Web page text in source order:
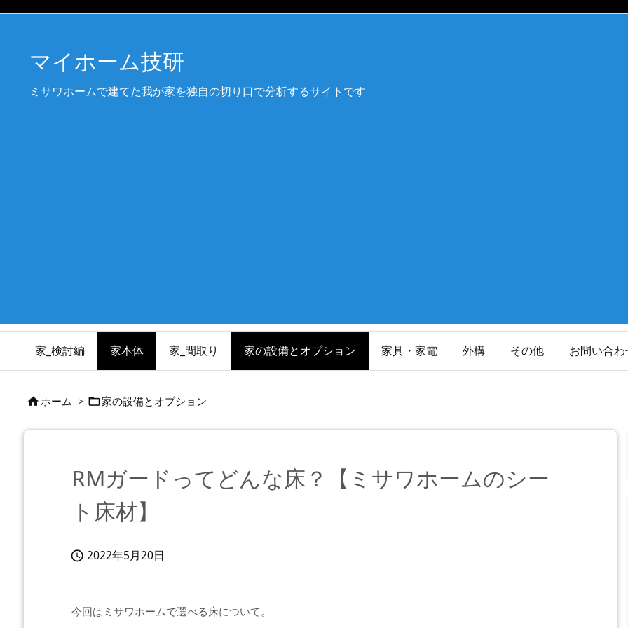
マイホーム技研
ミサワホームで建てた我が家を独自の切り口で分析するサイトです
家_検討編 家本体 家_間取り 家の設備とオプション 家具・家電 外構 その他 お問い合わ
ホーム > 家の設備とオプション
RMガードってどんな床？【ミサワホームのシー
ト床材】
 2022年5月20日
今回はミサワホームで選べる床について。